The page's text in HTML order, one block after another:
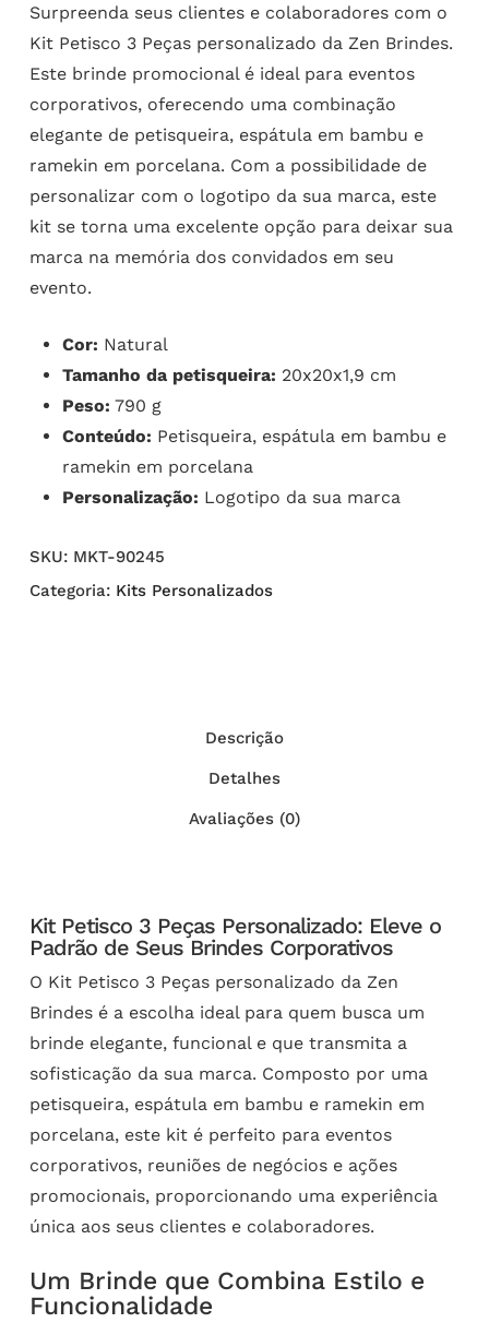
Surpreenda seus clientes e colaboradores com o
Kit Petisco 3 Peças personalizado da Zen Brindes.
Este brinde promocional é ideal para eventos
corporativos, oferecendo uma combinação
elegante de petisqueira, espátula em bambu e
ramekin em porcelana. Com a possibilidade de
personalizar com o logotipo da sua marca, este
kit se torna uma excelente opção para deixar sua
marca na memória dos convidados em seu
evento.
Cor: Natural
Tamanho da petisqueira: 20x20x1,9 cm
Peso: 790 g
Conteúdo: Petisqueira, espátula em bambu e
ramekin em porcelana
Personalização: Logotipo da sua marca
SKU: MKT-90245
Categoria: Kits Personalizados
Descrição
Detalhes
Avaliações (0)
Kit Petisco 3 Peças Personalizado: Eleve o
Padrão de Seus Brindes Corporativos
O Kit Petisco 3 Peças personalizado da Zen
Brindes é a escolha ideal para quem busca um
brinde elegante, funcional e que transmita a
sofisticação da sua marca. Composto por uma
petisqueira, espátula em bambu e ramekin em
porcelana, este kit é perfeito para eventos
corporativos, reuniões de negócios e ações
promocionais, proporcionando uma experiência
única aos seus clientes e colaboradores.
Um Brinde que Combina Estilo e
Funcionalidade